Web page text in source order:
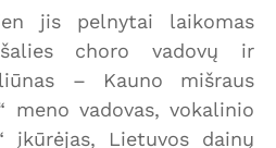
jis pelnytai laikomas
choro vadovų ir
– Kauno mišraus
meno vadovas, vokalinio
įkūrėjas, Lietuvos dainų